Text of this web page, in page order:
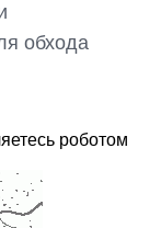
обхода
роботом